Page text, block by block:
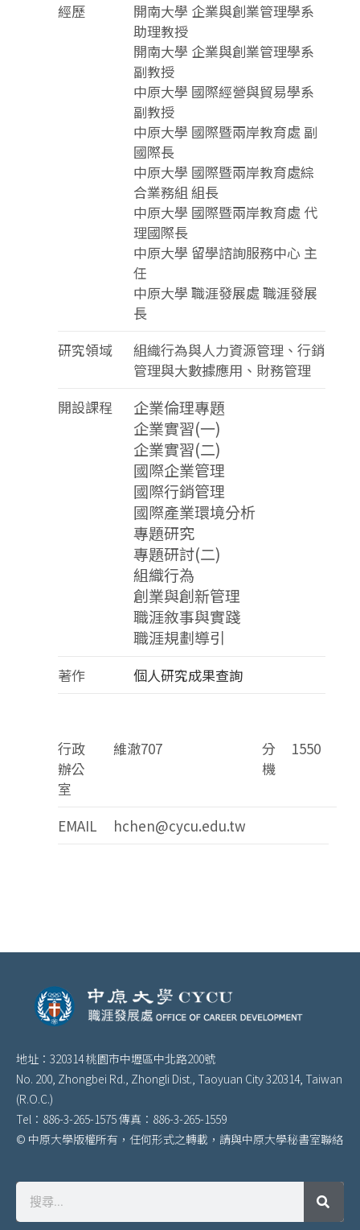
經歷
開南大學 企業與創業管理學系
助理教授
開南大學 企業與創業管理學系
副教授
中原大學 國際經營與貿易學系
副教授
中原大學 國際暨兩岸教育處 副
國際長
中原大學 國際暨兩岸教育處綜
合業務組 組長
中原大學 國際暨兩岸教育處 代
理國際長
中原大學 留學諮詢服務中心 主
任
中原大學 職涯發展處 職涯發展
長
研究領域
組織行為與人力資源管理、行銷
管理與大數據應用、財務管理
開設課程
企業倫理專題
企業實習(一)
企業實習(二)
國際企業管理
國際行銷管理
國際產業環境分析
專題研究
專題研討(二)
組織行為
創業與創新管理
職涯敘事與實踐
職涯規劃導引
著作 個人研究成果查詢
行政
辦公
室
維澈707
分
機
1550
EMAIL hchen@cycu.edu.tw
地址：320314 桃園市中壢區中北路200號
No. 200, Zhongbei Rd., Zhongli Dist., Taoyuan City 320314, Taiwan
(R.O.C.)
Tel：886-3-265-1575 傳真：886-3-265-1559
© 中原大學版權所有，任何形式之轉載，請與中原大學秘書室聯絡